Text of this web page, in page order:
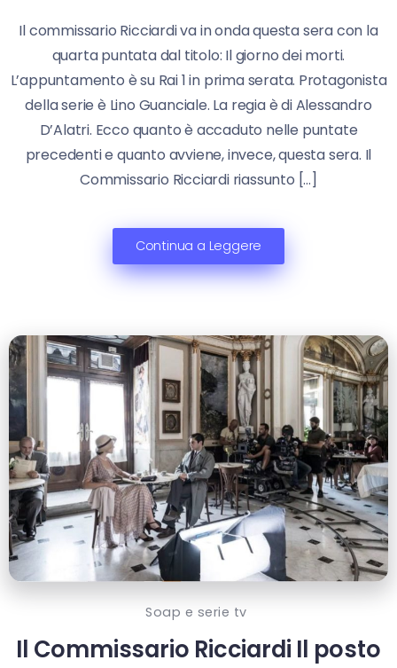
Il commissario Ricciardi va in onda questa sera con la
quarta puntata dal titolo: Il giorno dei morti.
L’appuntamento è su Rai 1 in prima serata. Protagonista
della serie è Lino Guanciale. La regia è di Alessandro
D’Alatri. Ecco quanto è accaduto nelle puntate
precedenti e quanto avviene, invece, questa sera. Il
Commissario Ricciardi riassunto […]
Continua a Leggere
Soap e serie tv
Il Commissario Ricciardi Il posto